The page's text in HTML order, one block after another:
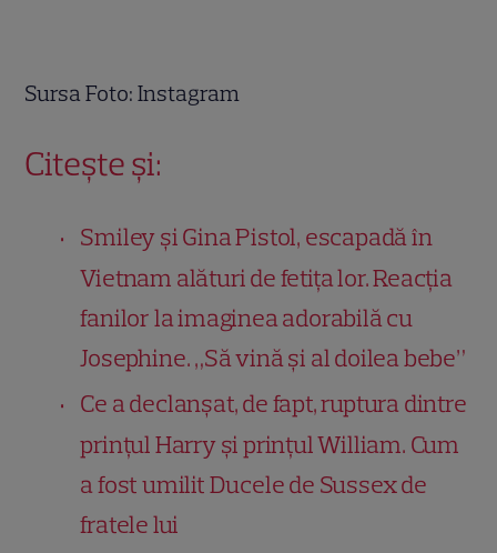
Sursa Foto: Instagram
Citește și:
Smiley și Gina Pistol, escapadă în
Vietnam alături de fetița lor. Reacția
fanilor la imaginea adorabilă cu
Josephine. „Să vină și al doilea bebe”
Ce a declanșat, de fapt, ruptura dintre
prințul Harry și prințul William. Cum
a fost umilit Ducele de Sussex de
fratele lui